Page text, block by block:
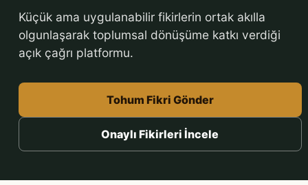
Küçük ama uygulanabilir fikirlerin ortak akılla
olgunlaşarak toplumsal dönüşüme katkı verdiği
açık çağrı platformu.
Tohum Fikri Gönder
Onaylı Fikirleri İncele